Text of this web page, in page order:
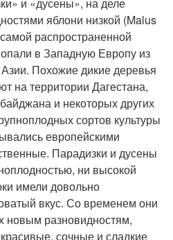
яблони низкой (Malus
распространенной
в Западную Европу из
Похожие дикие деревья
на территории Дагестана,
и некоторых других
сортов культуры
европейскими
Парадизки и дусены
ни высокой
имели довольно
вкус. Со временем они
новым разновидностям,
сочные и сладкие